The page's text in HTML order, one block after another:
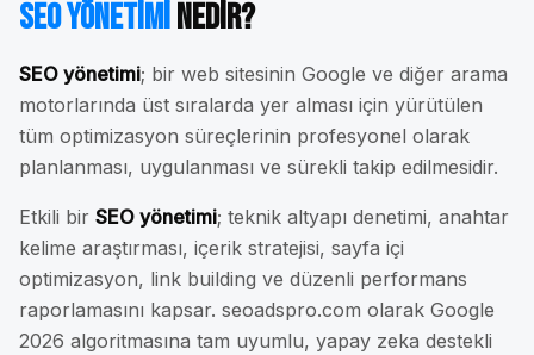
SEO YönetimiNedir?
SEO yönetimi; bir web sitesinin Google ve diğer arama
motorlarında üst sıralarda yer alması için yürütülen
tüm optimizasyon süreçlerinin profesyonel olarak
planlanması, uygulanması ve sürekli takip edilmesidir.
Etkili bir SEO yönetimi; teknik altyapı denetimi, anahtar
kelime araştırması, içerik stratejisi, sayfa içi
optimizasyon, link building ve düzenli performans
raporlamasını kapsar. seoadspro.com olarak Google
2026 algoritmasına tam uyumlu, yapay zeka destekli